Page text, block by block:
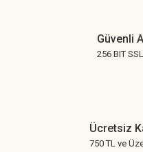
Güvenli
256 BIT
Ücretsiz
750 TL ve